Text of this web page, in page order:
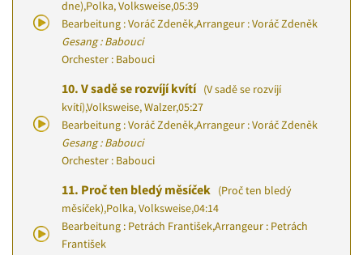
dne),Polka, Volksweise,05:39
Bearbeitung : Voráč Zdeněk,Arrangeur : Voráč Zdeněk
Gesang : Babouci
Orchester : Babouci
10. V sadě se rozvíjí kvítí (V sadě se rozvíjí
kvítí),Volksweise, Walzer,05:27
Bearbeitung : Voráč Zdeněk,Arrangeur : Voráč Zdeněk
Gesang : Babouci
Orchester : Babouci
11. Proč ten bledý měsíček (Proč ten bledý
měsíček),Polka, Volksweise,04:14
Bearbeitung : Petrách František,Arrangeur : Petrách
František